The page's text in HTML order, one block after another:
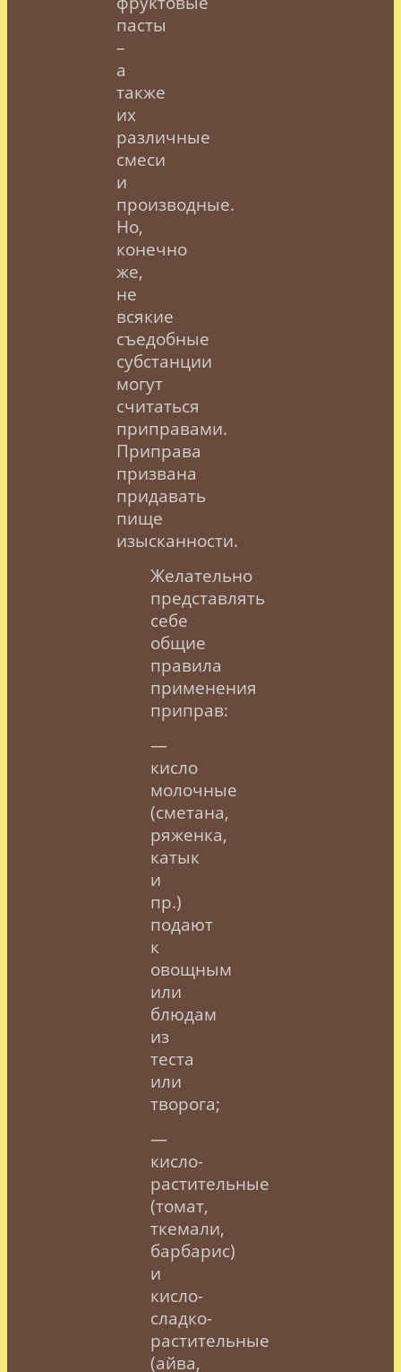
пасты
–
а
также
их
различные
смеси
и
производные.
Но,
конечно
же,
не
всякие
съедобные
субстанции
могут
считаться
приправами.
Приправа
призвана
придавать
пище
изысканности.
Желательно
представлять
себе
общие
правила
применения
приправ:
—
кисло
молочные
(сметана,
ряженка,
катык
и
пр.)
подают
к
овощным
или
блюдам
из
теста
или
творога;
—
кисло-
растительные
(томат,
ткемали,
барбарис)
и
кисло-
сладко-
растительные
(айва,